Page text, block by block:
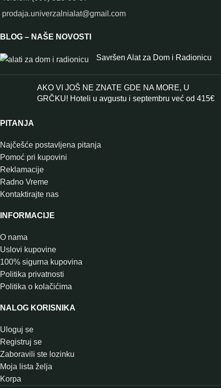
prodaja.univerzalnialat@gmail.com
BLOG – NAŠE NOVOSTI
Savršen Alat za Dom i Radionicu
AKO VI JOŠ NE ZNATE GDE NA MORE, U
GRČKU! Hoteli u avgustu i septembru već od 415€
PITANJA
Najčešće postavljena pitanja
Pomoć pri kupovini
Reklamacije
Radno Vreme
Kontaktirajte nas
INFORMACIJE
O nama
Uslovi kupovine
100% sigurna kupovina
Politika privatnosti
Politika o kolačićima
NALOG KORISNIKA
Uloguj se
Registruj se
Zaboravili ste lozinku
Moja lista želja
Korpa